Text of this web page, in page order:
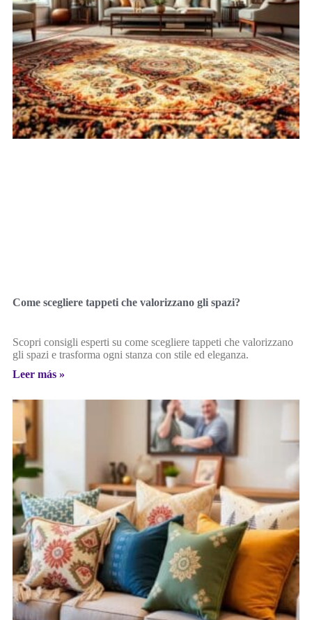
Come scegliere tappeti che valorizzano gli spazi?
Scopri consigli esperti su come scegliere tappeti che valorizzano
gli spazi e trasforma ogni stanza con stile ed eleganza.
Leer más »